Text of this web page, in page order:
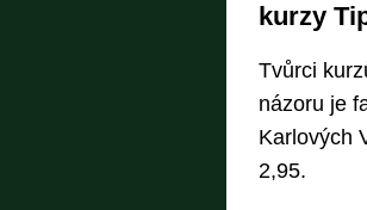
kurzy
Tvůrci
názoru je
Karlových
2,95.